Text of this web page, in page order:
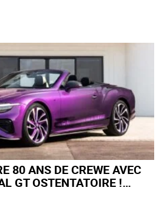
80 ANS DE CREWE AVEC
GT OSTENTATOIRE !